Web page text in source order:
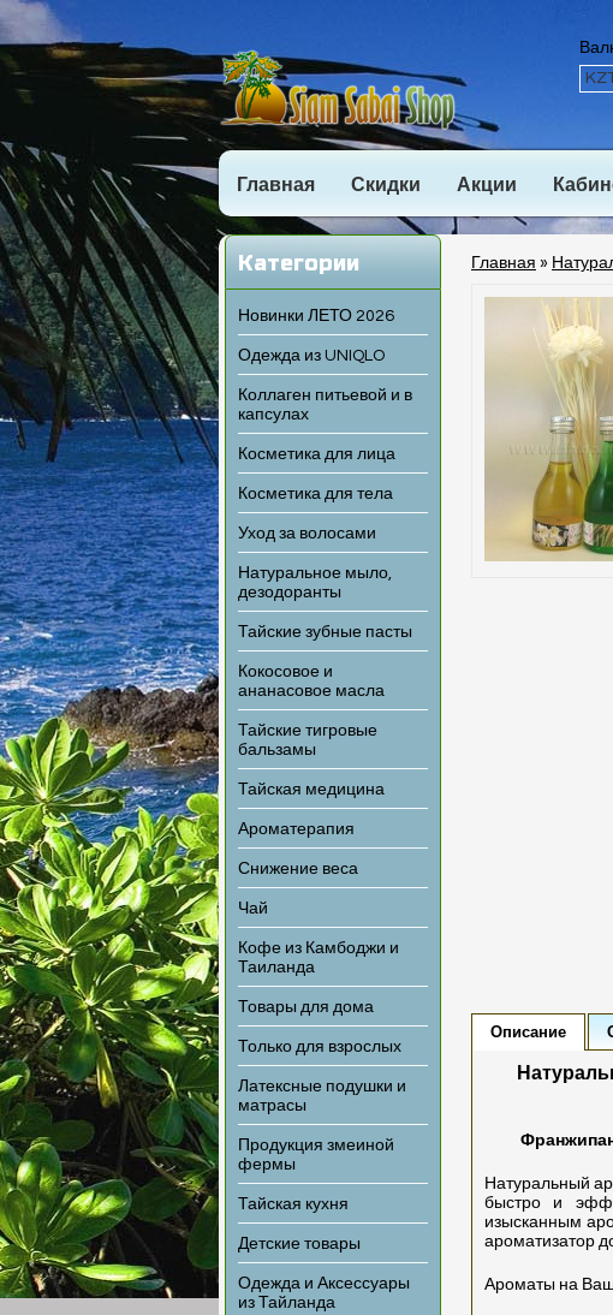
Главная Скидки Акции
Категории
Новинки ЛЕТО 2026
Одежда из UNIQLO
Коллаген питьевой и в
капсулах
Косметика для лица
Косметика для тела
Уход за волосами
Натуральное мыло,
дезодоранты
Тайские зубные пасты
Кокосовое и
ананасовое масла
Тайские тигровые
бальзамы
Тайская медицина
Ароматерапия
Снижение веса
Чай
Кофе из Камбоджи и
Таиланда
Товары для дома
Только для взрослых
Латексные подушки и
матрасы
Продукция змеиной
фермы
Тайская кухня
Детские товары
Одежда и Аксессуары
из Тайланда
Главная »
Описание
Натуральный
быстро и
изысканным
ароматизатор
Ароматы на